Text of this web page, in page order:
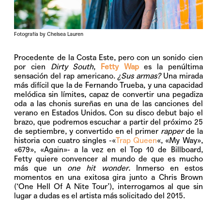
Fotografía by Chelsea Lauren
Procedente de la Costa Este, pero con un sonido cien
por cien Dirty South, Fetty Wap es la penúltima
sensación del rap americano. ¿Sus armas?Una mirada
más difícil que la de Fernando Trueba, y una capacidad
melódica sin límites, capaz de convertir una pegadiza
oda a las chonis sureñas en una de las canciones del
verano en Estados Unidos. Con su disco debut bajo el
brazo, que podremos escuchar a partir del próximo 25
de septiembre, y convertido en el primer rapperde la
historia con cuatro singles -«Trap Queen«, «My Way»,
«679», «Again»- a la vez en el Top 10 de Billboard,
Fetty quiere convencer al mundo de que es mucho
más que un one hit wonder. Inmerso en estos
momentos en una exitosa gira junto a Chris Brown
(‘One Hell Of A Nite Tour’), interrogamos al que sin
lugar a dudas es el artista más solicitado del 2015.